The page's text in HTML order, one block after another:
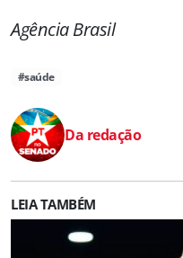
Agência Brasil
#saúde
Da redação
LEIA TAMBÉM